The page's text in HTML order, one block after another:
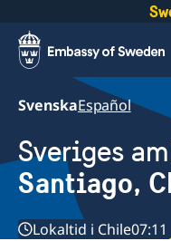
SvenskaEspañol
Sveriges
Santiago,
Lokaltid i Chile07:11